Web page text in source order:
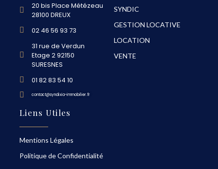
20 bis Place Métézeau
28100 DREUX
02 46 56 93 73
31 rue de Verdun
Etage 2 92150
SURESNES
01 82 83 54 10
contact@syndixia-immobilier.fr
SYNDIC
GESTION LOCATIVE
LOCATION
VENTE
Liens Utiles
Mentions Légales
Politique de Confidentialité